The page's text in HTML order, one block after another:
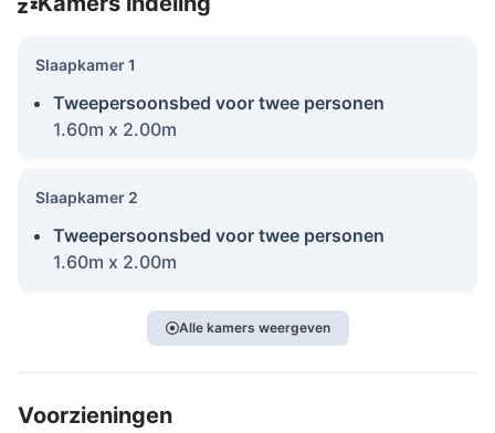
Slaapkamer 1
Tweepersoonsbed voor twee personen
1.60m x 2.00m
Slaapkamer 2
Tweepersoonsbed voor twee personen
1.60m x 2.00m
Alle kamers weergeven
Voorzieningen